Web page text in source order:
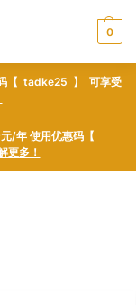
0
【 tadke25 】 可享受
/年 使用优惠码【
更多！